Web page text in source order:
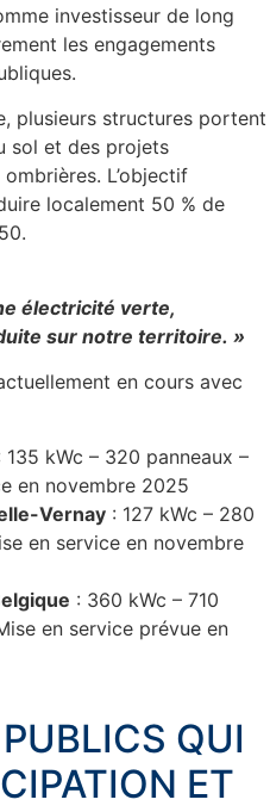
investisseur de long
les engagements
plusieurs structures portent
sol et des projets
L’objectif
localement 50 % de
électricité verte,
sur notre territoire. »
en cours avec
135 kWc – 320 panneaux –
en novembre 2025
Vernay : 127 kWc – 280
en service en novembre
: 360 kWc – 710
en service prévue en
QUI
ET